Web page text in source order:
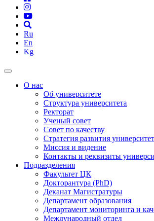
Ru
En
Kg
О нас
Об университете
Структура университета
Ректорат
Ученый совет
Совет по качеству
Стратегия развития
Миссия и видение
Контакты и реквизиты
Подразделения
Факультет ЦК
Докторантура (PhD)
Деканат Магистратуры
Департамент образования
Департамент мониторинга и
Международный отдел